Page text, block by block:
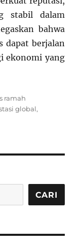
stabil dalam
bahwa
dapat berjalan
ekonomi yang
ramah
global,
CARI